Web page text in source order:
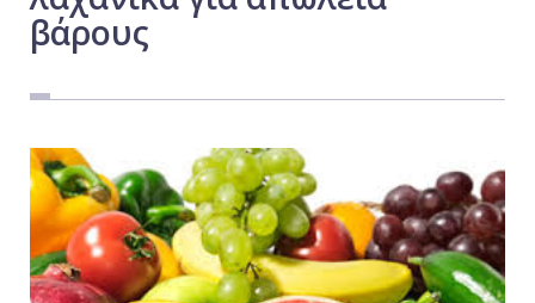
βάρους
Τοπικά
Αγροτικά
Οικονομία
Πολιτική